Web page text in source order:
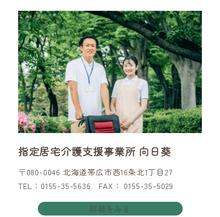
指定居宅介護支援事業所 向日葵
〒080-0046 北海道帯広市西16条北1丁目27
TEL：0155-35-5636 FAX： 0155-35-5029
詳細をみる